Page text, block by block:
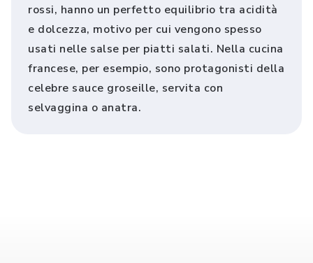
rossi, hanno un perfetto equilibrio tra acidità
e dolcezza, motivo per cui vengono spesso
usati nelle salse per piatti salati. Nella cucina
francese, per esempio, sono protagonisti della
celebre sauce groseille, servita con
selvaggina o anatra.